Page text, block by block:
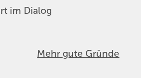
im Dialog
Mehr gute Gründe